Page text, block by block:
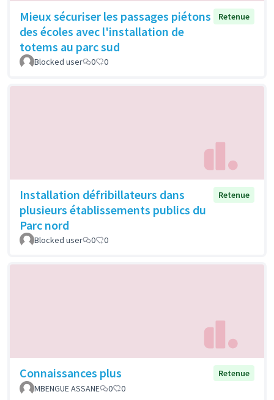
Mieux sécuriser les passages piétons
des écoles avec l'installation de
totems au parc sud
Retenue
Blocked user 0 0
Installation défribillateurs dans
plusieurs établissements publics du
Parc nord
Retenue
Blocked user 0 0
Connaissances plus
Retenue
MBENGUE ASSANE
0 0